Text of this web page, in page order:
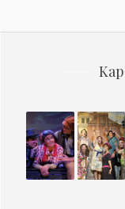
Pinokkió
– 2012